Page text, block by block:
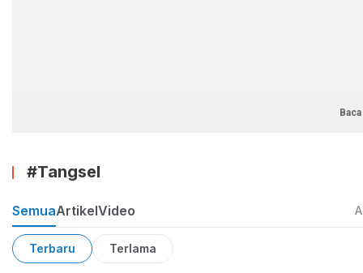
#Tangsel
SemuaArtikelVideo
Terbaru Terlama